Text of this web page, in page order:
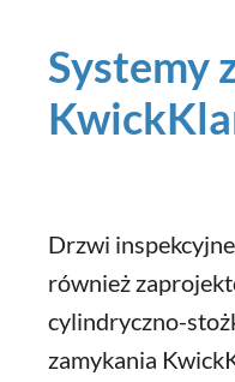
Systemy
Drzwi
również
cylindryczno-
zamykania